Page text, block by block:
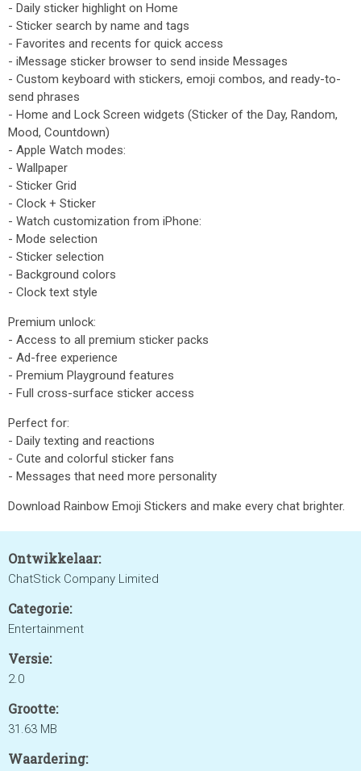
- Daily sticker highlight on Home
- Sticker search by name and tags
- Favorites and recents for quick access
- iMessage sticker browser to send inside Messages
- Custom keyboard with stickers, emoji combos, and ready-to-
send phrases
- Home and Lock Screen widgets (Sticker of the Day, Random,
Mood, Countdown)
- Apple Watch modes:
- Wallpaper
- Sticker Grid
- Clock + Sticker
- Watch customization from iPhone:
- Mode selection
- Sticker selection
- Background colors
- Clock text style
Premium unlock:
- Access to all premium sticker packs
- Ad-free experience
- Premium Playground features
- Full cross-surface sticker access
Perfect for:
- Daily texting and reactions
- Cute and colorful sticker fans
- Messages that need more personality
Download Rainbow Emoji Stickers and make every chat brighter.
Ontwikkelaar:
ChatStick Company Limited
Categorie:
Entertainment
Versie:
2.0
Grootte:
31.63 MB
Waardering: